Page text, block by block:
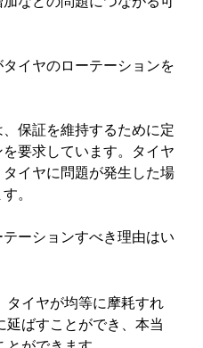
イヤのローテーションを
保証を維持するために定
要求しています。タイヤ
イヤに問題が発生した場
。
ーションすべき理由はい
タイヤが均等に摩耗すれ
延ばすことができ、本当